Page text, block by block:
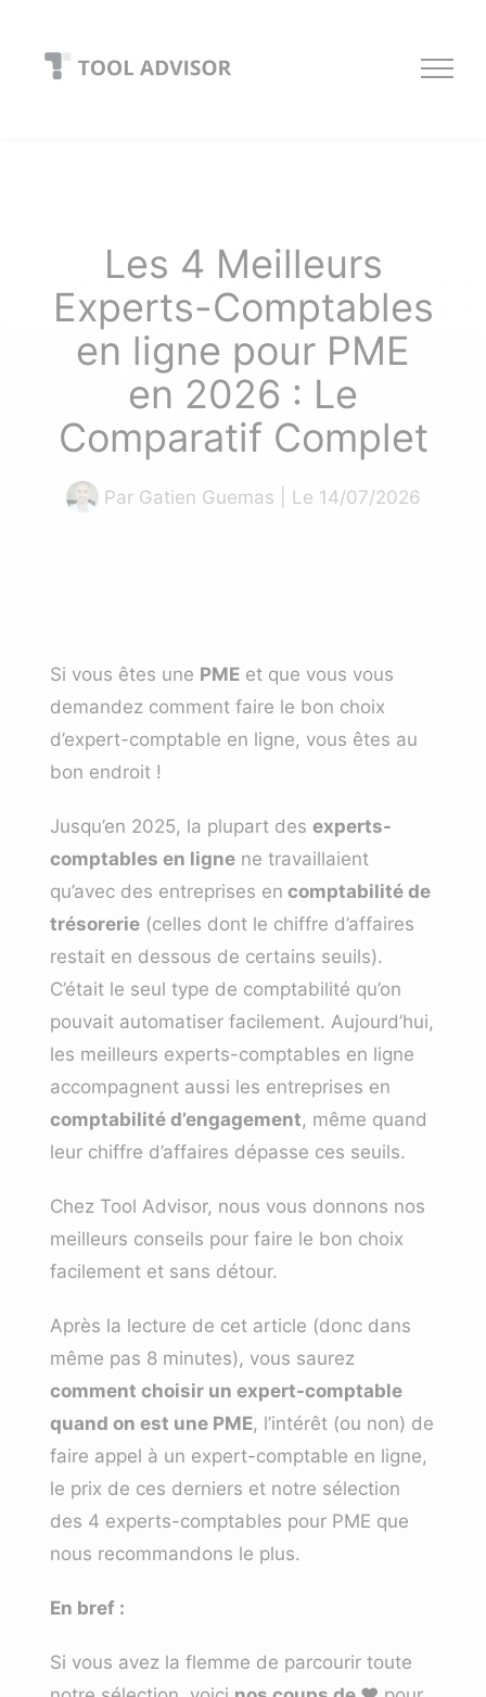
content
Les 4 Meilleurs
Experts-Comptables
en ligne pour PME
en 2026 : Le
Comparatif Complet
Par Gatien Guemas | Le 14/07/2026
Si vous êtes une PME et que vous vous
demandez comment faire le bon choix
d’expert-comptable en ligne, vous êtes au
bon endroit !
Jusqu’en 2025, la plupart des experts-
comptables en ligne ne travaillaient
qu’avec des entreprises en comptabilité de
trésorerie (celles dont le chiffre d’affaires
restait en dessous de certains seuils).
C’était le seul type de comptabilité qu’on
pouvait automatiser facilement. Aujourd’hui,
les meilleurs experts-comptables en ligne
accompagnent aussi les entreprises en
comptabilité d’engagement, même quand
leur chiffre d’affaires dépasse ces seuils.
Chez Tool Advisor, nous vous donnons nos
meilleurs conseils pour faire le bon choix
facilement et sans détour.
Après la lecture de cet article (donc dans
même pas 8 minutes), vous saurez
comment choisir un expert-comptable
quand on est une PME, l’intérêt (ou non) de
faire appel à un expert-comptable en ligne,
le prix de ces derniers et notre sélection
des 4 experts-comptables pour PME que
nous recommandons le plus.
En bref :
Si vous avez la flemme de parcourir toute